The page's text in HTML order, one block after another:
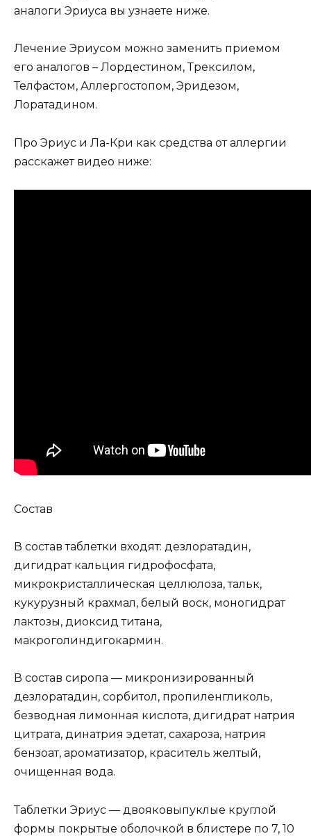
аналоги Эриуса вы узнаете ниже.
Лечение Эриусом можно заменить приемом
его аналогов – Лордестином, Трексилом,
Телфастом, Аллергостопом, Эридезом,
Лоратадином.
Про Эриус и Ла-Кри как средства от аллергии
расскажет видео ниже:
Состав
В состав таблетки входят: дезлоратадин,
дигидрат кальция гидрофосфата,
микрокристаллическая целлюлоза, тальк,
кукурузный крахмал, белый воск, моногидрат
лактозы, диоксид титана,
макроголиндигокармин.
В состав сиропа — микронизированный
дезлоратадин, сорбитол, пропиленгликоль,
безводная лимонная кислота, дигидрат натрия
цитрата, динатрия эдетат, сахароза, натрия
бензоат, ароматизатор, краситель желтый,
очищенная вода.
Таблетки Эриус — двояковыпуклые круглой
формы покрытые оболочкой в блистере по 7, 10